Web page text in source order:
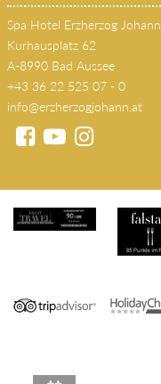
Spa Hotel Erzherzog Johann
Kurhausplatz 62
A-8990 Bad Aussee
+43 36 22 525 07 - 0
info@erzherzogjohann.at